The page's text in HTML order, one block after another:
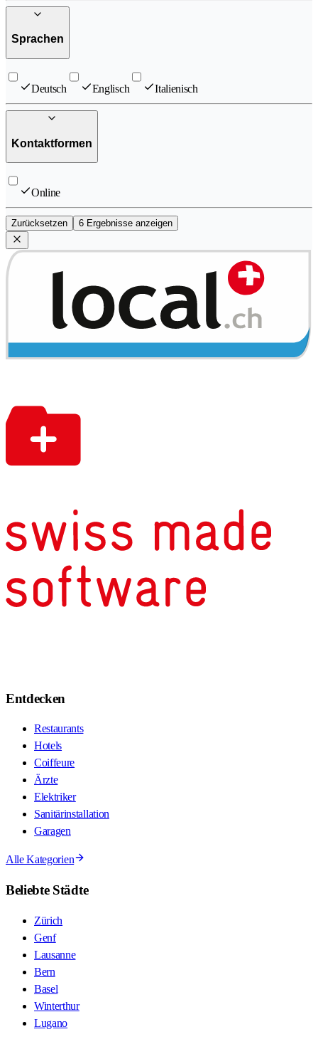
Sprachen
Deutsch Englisch Italienisch
Kontaktformen
Online
Zurücksetzen 6 Ergebnisse anzeigen
Entdecken
Restaurants
Hotels
Coiffeure
Ärzte
Elektriker
Sanitärinstallation
Garagen
Alle Kategorien
Beliebte Städte
Zürich
Genf
Lausanne
Bern
Basel
Winterthur
Lugano